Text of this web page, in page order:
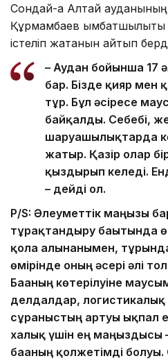
Сондай-ақ Алтай ауданының
Құрмамбаев қымбатшылықты
істеліп жатқанын айтып
– Аудан бойынша 17
бар. Бізде қияр мен
тұр. Бұл әсіресе
байқалды. Себебі,
шаруашылықтарда
жатыр. Қазір олар
қыздырып келеді.
– дейді ол.
P/S: Әлеуметтік маңызы
тұрақтандыру бағытында
қолға алынғанымен,
өмірінде оның әсері әлі
Бағаның көтерілуіне
делдалдар,
сұраныстың артуы ықпал
халық үшін ең маңыздысы
бағаның қолжетімді